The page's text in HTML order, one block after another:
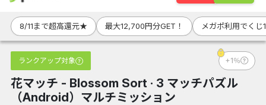
8/11まで超高還元★ 最大12,700円分GET！ メガポ利用でくじ
ランクアップ対象 +1％
花マッチ - Blossom Sort · 3 マッチパズル
（Android）マルチミッション